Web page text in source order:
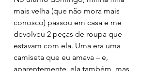
mais velha (que não mora mais
conosco) passou em casa e me
devolveu 2 peças de roupa que
estavam com ela. Uma era uma
camiseta que eu amava – e,
aparentemente, ela também, mas